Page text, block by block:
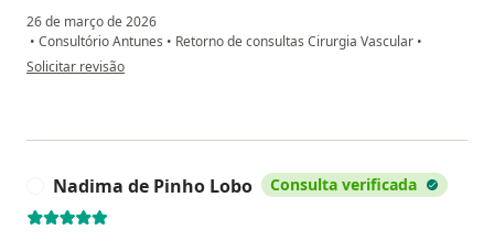
26 de março de 2026
• Consultório Antunes • Retorno de consultas Cirurgia Vascular •
na opinião do utilizador Andresa Vieira da Silva
Solicitar revisão
Nadima de Pinho Lobo Consulta verificada